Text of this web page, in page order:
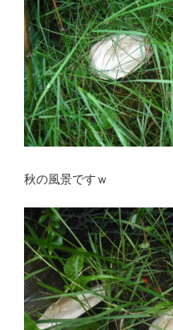
秋の風景ですｗ